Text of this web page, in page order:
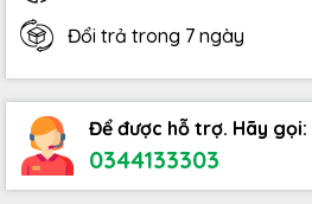
Đổi trả trong 7 ngày
Để được hỗ trợ. Hãy gọi:
0344133303